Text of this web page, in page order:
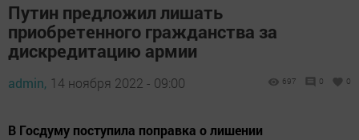
Путин предложил лишать
приобретенного гражданства за
дискредитацию армии
admin, 14 ноября 2022 - 09:00 697 0 0
В Госдуму поступила поправка о лишении